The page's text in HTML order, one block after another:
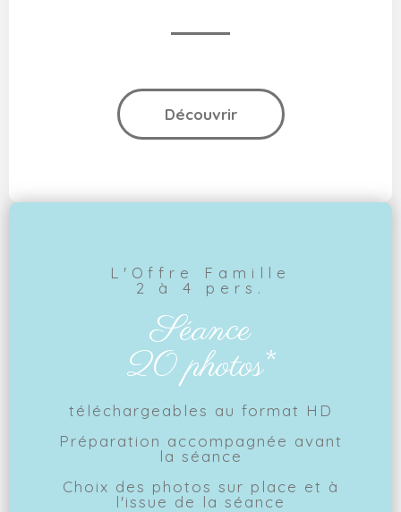
Découvrir
L'Offre Famille
2 à 4 pers.
Séance
20 photos*
téléchargeables au format HD
Préparation accompagnée avant
la séance
Choix des photos sur place et à
l'issue de la séance